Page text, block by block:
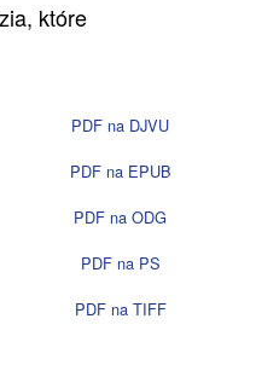
które
PDF na DJVU
PDF na EPUB
PDF na ODG
PDF na PS
PDF na TIFF